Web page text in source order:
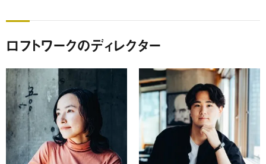
ロフトワークのディレクター